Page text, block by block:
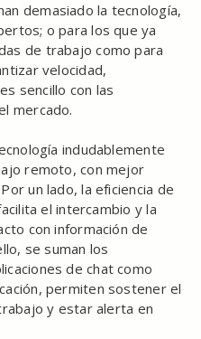
demasiado la tecnología,
o para los que ya
de trabajo como para
velocidad,
sencillo con las
mercado.
indudablemente
remoto, con mejor
un lado, la eficiencia de
el intercambio y la
con información de
se suman los
de chat como
permiten sostener el
y estar alerta en